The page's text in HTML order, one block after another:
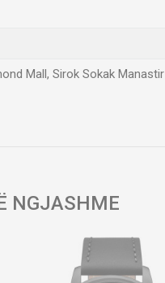
Mall, Sirok Sokak Manastir
NGJASHME